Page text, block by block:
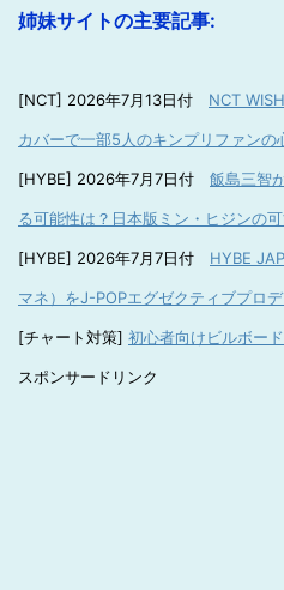
姉妹サイトの主要記事:
[NCT] 2026年7月13日付 NCT
カバーで一部5人のキンプリファンの
[HYBE] 2026年7月7日付 飯島三智
る可能性は？日本版ミン・ヒジンの
[HYBE] 2026年7月7日付 HYBE
マネ）をJ-POPエグゼクティブプロ
[チャート対策] 初心者向けビルボード
スポンサードリンク